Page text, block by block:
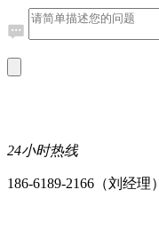
24小时热线
186-6189-2166（刘经理）